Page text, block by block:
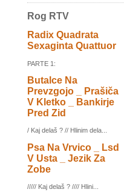
Rog RTV
Radix Quadrata
Sexaginta Quattuor
PARTE 1:
Butalce Na
Prevzgojo _ Prašiča
V Kletko _ Bankirje
Pred Zid
/ Kaj delaš ? // Hlinim dela...
Psa Na Vrvico _ Lsd
V Usta _ Jezik Za
Zobe
///// Kaj delaš ? //// Hlini...